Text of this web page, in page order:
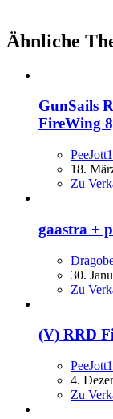
Ähnliche
GunSails
FireWing
18.
Zu
gaastra +
30.
Zu
(V) RRD
4.
Zu